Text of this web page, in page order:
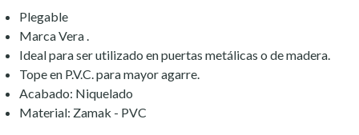
Plegable
Marca Vera .
Ideal para ser utilizado en puertas metálicas o de madera.
Tope en P.V.C. para mayor agarre.
Acabado: Niquelado
Material: Zamak - PVC